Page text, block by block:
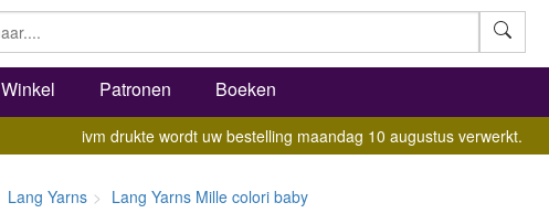
Winkel Patronen Boeken
ivm drukte wordt uw bestelling maandag 10 augustus verwerkt.
Lang Yarns Lang Yarns Mille colori baby